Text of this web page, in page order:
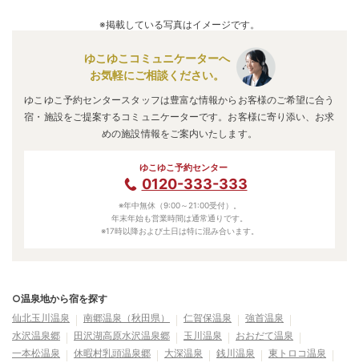
あいのの温泉のアクセス情報の詳細はこちら
痛、肩こり、腰痛、関節痛、ねんざ、高血圧、動脈硬化、
などと言われています。
※掲載している写真はイメージです。
ゆこゆこコミュニケーターへ
お気軽にご相談ください。
ゆこゆこ予約センタースタッフは豊富な情報からお客様のご希望に合う
宿・施設をご提案するコミュニケーターです。お客様に寄り添い、お求
めの施設情報をご案内いたします。
ゆこゆこ予約センター
0120-333-333
※年中無休（9:00～21:00受付）。
年末年始も営業時間は通常通りです。
※17時以降および土日は特に混み合います。
○温泉地から宿を探す
仙北玉川温泉
南郷温泉（秋田県） 仁賀保温泉
強首温泉
水沢温泉郷
田沢湖高原水沢温泉郷 玉川温泉
おおだて温泉
一本松温泉
休暇村乳頭温泉郷 大深温泉 銭川温泉
東トロコ温泉